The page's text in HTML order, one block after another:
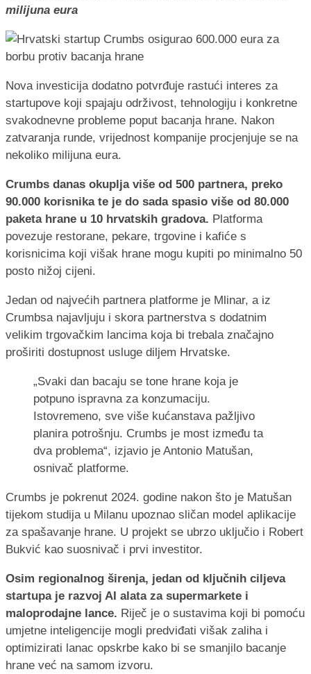
milijuna eura
Nova investicija dodatno potvrđuje rastući interes za
startupove koji spajaju održivost, tehnologiju i konkretne
svakodnevne probleme poput bacanja hrane. Nakon
zatvaranja runde, vrijednost kompanije procjenjuje se na
nekoliko milijuna eura.
Crumbs danas okuplja više od 500 partnera, preko
90.000 korisnika te je do sada spasio više od 80.000
paketa hrane u 10 hrvatskih gradova. Platforma
povezuje restorane, pekare, trgovine i kafiće s
korisnicima koji višak hrane mogu kupiti po minimalno 50
posto nižoj cijeni.
Jedan od najvećih partnera platforme je Mlinar, a iz
Crumbsa najavljuju i skora partnerstva s dodatnim
velikim trgovačkim lancima koja bi trebala značajno
proširiti dostupnost usluge diljem Hrvatske.
„Svaki dan bacaju se tone hrane koja je
potpuno ispravna za konzumaciju.
Istovremeno, sve više kućanstava pažljivo
planira potrošnju. Crumbs je most između ta
dva problema“, izjavio je Antonio Matušan,
osnivač platforme.
Crumbs je pokrenut 2024. godine nakon što je Matušan
tijekom studija u Milanu upoznao sličan model aplikacije
za spašavanje hrane. U projekt se ubrzo uključio i Robert
Bukvić kao suosnivač i prvi investitor.
Osim regionalnog širenja, jedan od ključnih ciljeva
startupa je razvoj AI alata za supermarkete i
maloprodajne lance. Riječ je o sustavima koji bi pomoću
umjetne inteligencije mogli predviđati višak zaliha i
optimizirati lanac opskrbe kako bi se smanjilo bacanje
hrane već na samom izvoru.